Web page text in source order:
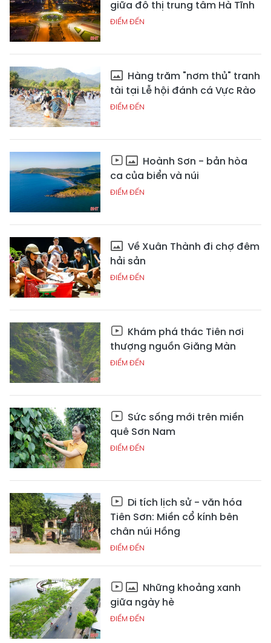
giữa đô thị trung tâm Hà Tĩnh
ĐIỂM ĐẾN
Hàng trăm "nơm thủ" tranh
tài tại Lễ hội đánh cá Vực Rào
ĐIỂM ĐẾN
Hoành Sơn - bản hòa
ca của biển và núi
ĐIỂM ĐẾN
Về Xuân Thành đi chợ đêm
hải sản
ĐIỂM ĐẾN
Khám phá thác Tiên nơi
thượng nguồn Giăng Màn
ĐIỂM ĐẾN
Sức sống mới trên miền
quê Sơn Nam
ĐIỂM ĐẾN
Di tích lịch sử - văn hóa
Tiên Sơn: Miền cổ kính bên
chân núi Hồng
ĐIỂM ĐẾN
Những khoảng xanh
giữa ngày hè
ĐIỂM ĐẾN